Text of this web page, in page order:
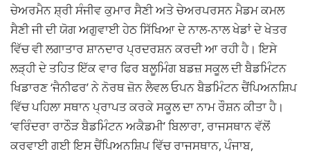
ਚੇਅਰਮੈਨ ਸ਼੍ਰੀ ਸੰਜੀਵ ਕੁਮਾਰ ਸੈਣੀ ਅਤੇ ਚੇਅਰਪਰਸਨ ਮੈਡਮ ਕਮਲ
ਸੈਣੀ ਜੀ ਦੀ ਯੋਗ ਅਗੁਵਾਈ ਹੇਠ ਸਿੱਖਿਆ ਦੇ ਨਾਲ-ਨਾਲ ਖੇਡਾਂ ਦੇ ਖੇਤਰ
ਵਿੱਚ ਵੀ ਲਗਾਤਾਰ ਸ਼ਾਨਦਾਰ ਪ੍ਰਦਰਸ਼ਨ ਕਰਦੀ ਆ ਰਹੀ ਹੈ। ਇਸੇ
ਲੜ੍ਹੀ ਦੇ ਤਹਿਤ ਇੱਕ ਵਾਰ ਫਿਰ ਬਲੂਮਿੰਗ ਬਡਜ਼ ਸਕੂਲ ਦੀ ਬੈਡਮਿੰਟਨ
ਖਿਡਾਰਣ ‘ਜੈਨੀਫਰ’ ਨੇ ਨੋਰਥ ਜ਼ੋਨ ਲੈਵਲ ਓਪਨ ਬੈਡਮਿੰਟਨ ਚੈਂਪਿਅਨਸ਼ਿਪ
ਵਿੱਚ ਪਹਿਲਾ ਸਥਾਨ ਪ੍ਰਾਪਤ ਕਰਕੇ ਸਕੂਲ ਦਾ ਨਾਮ ਰੌਸ਼ਨ ਕੀਤਾ ਹੈ।
‘ਵਰਿੰਦਰਾ ਰਾਠੌੜ ਬੈਡਮਿੰਟਨ ਅਕੈਡਮੀ’ ਬਿਲਾਰਾ, ਰਾਜਸਥਾਨ ਵੱਲੋਂ
ਕਰਵਾਈ ਗਈ ਇਸ ਚੈਂਪਿਅਨਸ਼ਿਪ ਵਿੱਚ ਰਾਜਸਥਾਨ, ਪੰਜਾਬ,